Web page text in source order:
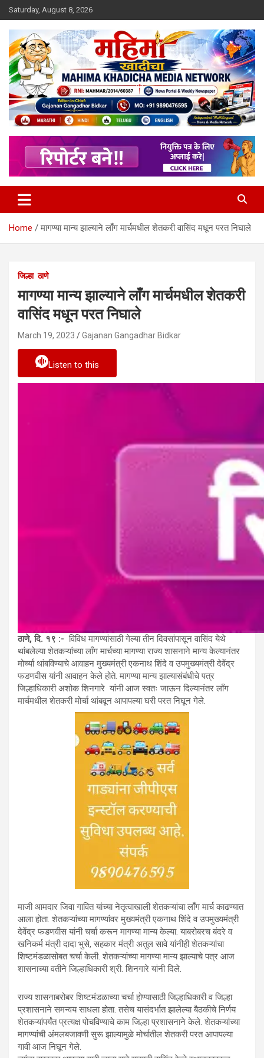
Skip
to
content
Saturday, August 8, 2026
Mahimakhadicha
Home मागण्या मान्य झाल्याने लाँग मार्चमधील शेतकरी वासिंद मधून परत निघाले
जिल्हा ठाणे
मागण्या मान्य झाल्याने लाँग मार्चमधील शेतकरी
वासिंद मधून परत निघाले
March 19, 2023 Gajanan Gangadhar Bidkar
Listen to this
ठाणे, दि. १९ :- विविध मागण्यांसाठी गेल्या तीन दिवसांपासून वासिंद येथे
थांबलेल्या शेतकऱ्यांच्या लॉंग मार्चच्या मागण्या राज्य शासनाने मान्य केल्यानंतर
मोर्च्या थांबविण्याचे आवाहन मुख्यमंत्री एकनाथ शिंदे व उपमुख्यमंत्री देवेंद्र
फडणवीस यांनी आवाहन केले होते. मागण्या मान्य झाल्यासंबंधीचे पत्र
जिल्हाधिकारी अशोक शिनगारे यांनी आज स्वतः जाऊन दिल्यानंतर लॉंग
मार्चमधील शेतकरी मोर्चा थांबवून आपापल्या घरी परत निघून गेले.
माजी आमदार जिवा गावित यांच्या नेतृत्वाखाली शेतकऱ्यांचा लॉंग मार्च काढण्यात
आला होता. शेतकऱ्यांच्या मागण्यांवर मुख्यमंत्री एकनाथ शिंदे व उपमुख्यमंत्री
देवेंद्र फडणवीस यांनी चर्चा करून मागण्या मान्य केल्या. याबरोबरच बंदरे व
खनिकर्म मंत्री दादा भुसे, सहकार मंत्री अतुल सावे यांनीही शेतकऱ्यांचा
शिष्टमंडळासोबत चर्चा केली. शेतकऱ्यांच्या मागण्या मान्य झाल्याचे पत्र आज
शासनाच्या वतीने जिल्हाधिकारी श्री. शिनगारे यांनी दिले.
राज्य शासनाबरोबर शिष्टमंडळाच्या चर्चा होण्यासाठी जिल्हाधिकारी व जिल्हा
प्रशासनाने समन्वय साधला होता. तसेच यासंदर्भात झालेल्या बैठकीचे निर्णय
शेतकऱ्यांपर्यंत प्रत्यक्ष पोचविण्याचे काम जिल्हा प्रशासनाने केले. शेतकऱ्यांच्या
मागण्यांची अंमलबजावणी सुरू झाल्यामुळे मोर्चातील शेतकरी परत आपापल्या
गावी आज निघून गेले.